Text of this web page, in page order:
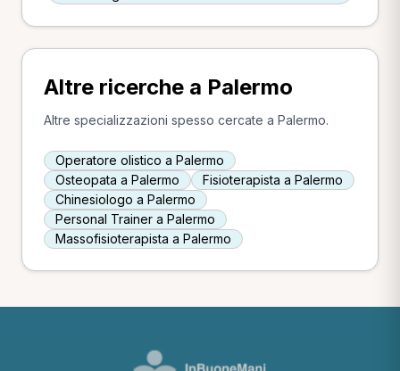
Altre ricerche a Palermo
Altre specializzazioni spesso cercate a Palermo.
Operatore olistico a Palermo
Osteopata a Palermo
Fisioterapista a Palermo
Chinesiologo a Palermo
Personal Trainer a Palermo
Massofisioterapista a Palermo